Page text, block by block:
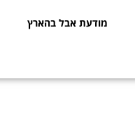
מודעת אבל בהארץ